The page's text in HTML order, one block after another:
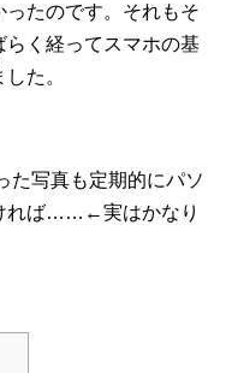
たのです。それもそ
く経ってスマホの基
た。
た写真も定期的にパソ
れば……←実はかなり